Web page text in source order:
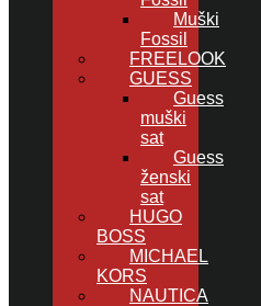
Muški
Fossil
FREELOOK
GUESS
Guess
muški
sat
Guess
ženski
sat
HUGO
BOSS
MICHAEL
KORS
NAUTICA